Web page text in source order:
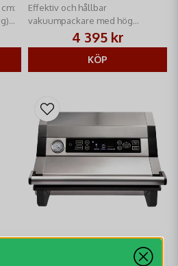
Effektiv och hållbar
vakuumpackare med hög
kapacitet och
dubbelsvetsfunktion.
4 395 kr
KÖP